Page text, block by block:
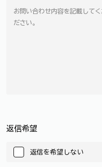
返信希望
返信を希望しない